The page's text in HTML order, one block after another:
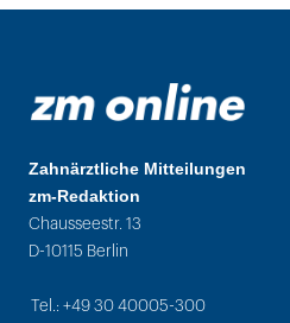
Zahnärztliche Mitteilungen
zm-Redaktion
Chausseestr. 13
D-10115 Berlin
Tel.: +49 30 40005-300